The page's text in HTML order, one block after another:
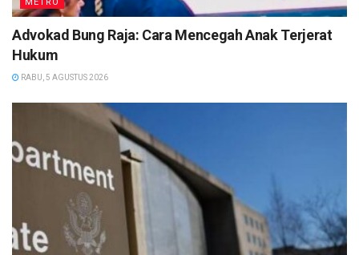
Advokad Bung Raja: Cara Mencegah Anak Terjerat
Hukum
RABU, 5 AGUSTUS 2026